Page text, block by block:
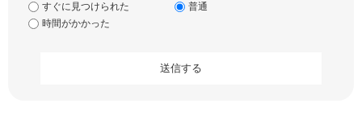
すぐに見つけられた
普通
時間がかかった